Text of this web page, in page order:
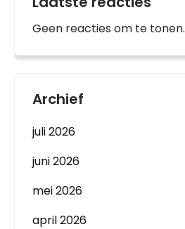
Geen reacties om te tonen.
Archief
juli 2026
juni 2026
mei 2026
april 2026